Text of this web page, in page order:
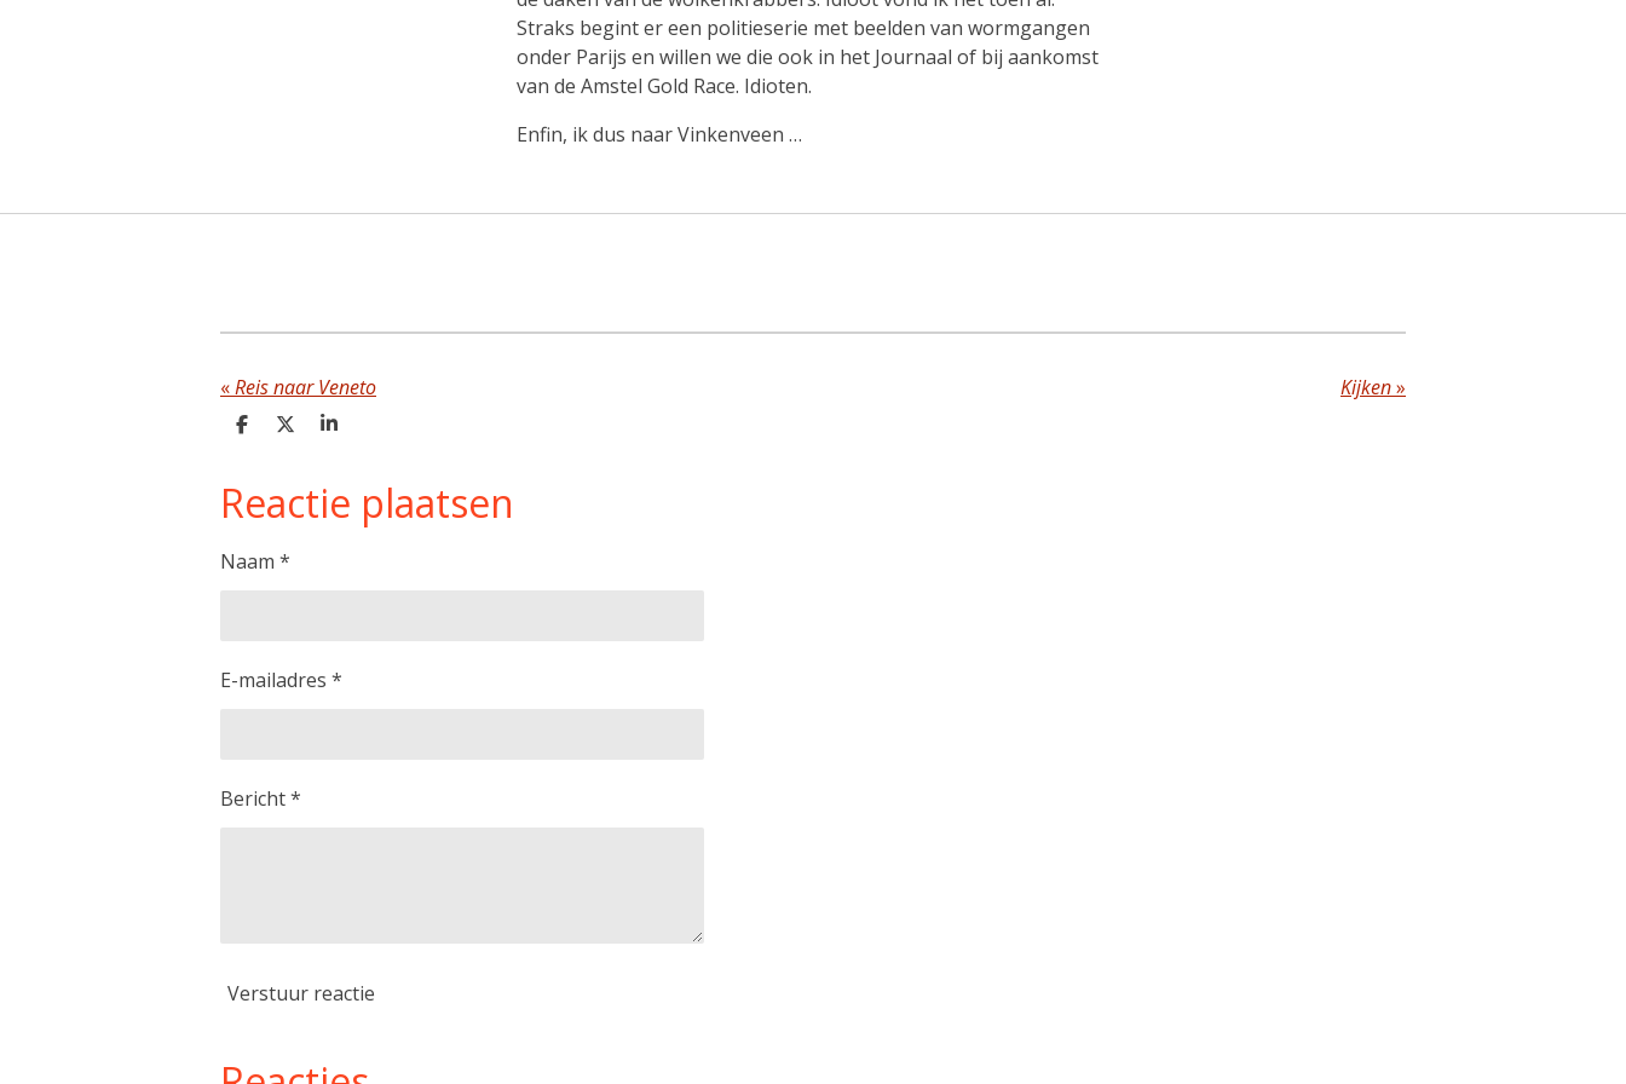
Straks begint er een politieserie met beelden van wormgangen
onder Parijs en willen we die ook in het Journaal of bij aankomst
van de Amstel Gold Race. Idioten.
Enfin, ik dus naar Vinkenveen …
«Reis naar Veneto Kijken»
D
e
n
D
S
e
Reactie plaatsen
Naam *
E-mailadres *
Bericht *
Verstuur reactie